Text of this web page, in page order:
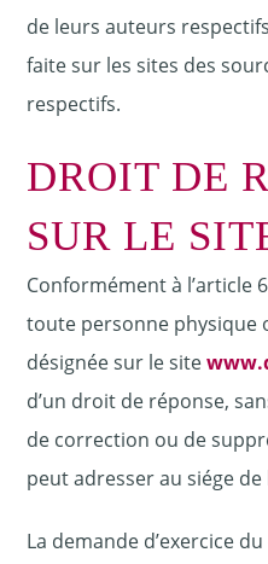
de leurs auteurs
faite sur les sites des
respectifs.
DROIT DE
SUR LE
Conformément à l’article
toute personne physique
désignée sur le site
d’un droit de réponse,
de correction ou de
peut adresser au siége de
La demande d’exercice